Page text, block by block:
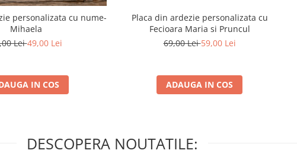
personalizata cu nume-
Mihaela
Lei49,00 Lei
IN COS
Placa din ardezie personalizata cu
Fecioara Maria si Pruncul
69,00 Lei59,00 Lei
ADAUGA IN COS
DESCOPERA NOUTATILE: